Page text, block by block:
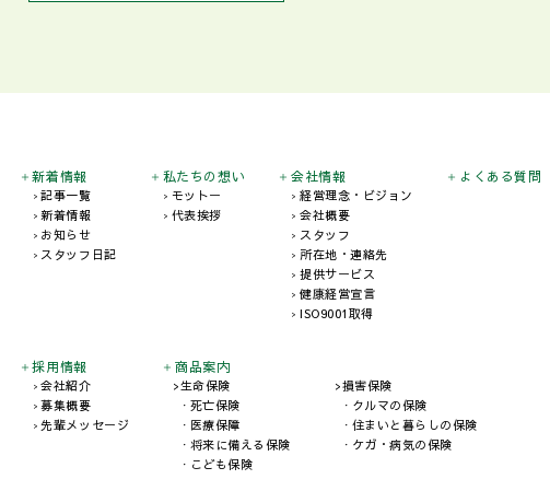
新着情報
記事一覧
新着情報
お知らせ
スタッフ日記
私たちの想い
モットー
代表挨拶
会社情報
経営理念・ビジョン
会社概要
スタッフ
所在地・連絡先
提供サービス
健康経営宣言
ISO9001取得
よくある質問
採用情報
会社紹介
募集概要
先輩メッセージ
商品案内
生命保険
死亡保険
医療保障
将来に備える保険
こども保険
損害保険
クルマの保険
住まいと暮らしの保険
ケガ・病気の保険